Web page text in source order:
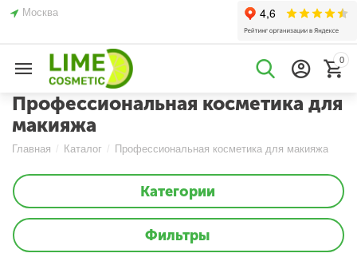
Москва
0
Профессиональная косметика для
макияжа
Главная / Каталог / Профессиональная косметика для макияжа
Категории
Фильтры